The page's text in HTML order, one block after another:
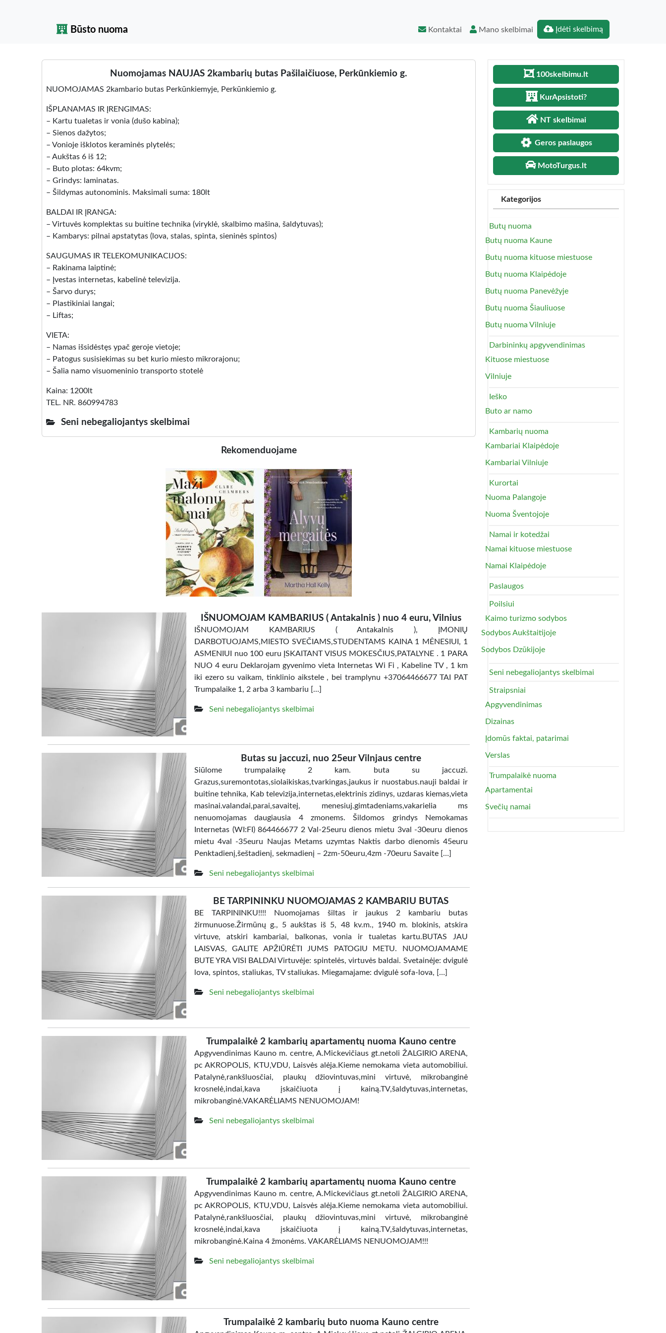
Būsto nuoma Kontaktai Mano skelbimai Įdėti skelbimą
Nuomojamas NAUJAS 2kambarių butas Pašilaičiuose, Perkūnkiemio g.
NUOMOJAMAS 2kambario butas Perkūnkiemyje, Perkūnkiemio g.
IŠPLANAMAS IR ĮRENGIMAS:
– Kartu tualetas ir vonia (dušo kabina);
– Sienos dažytos;
– Vonioje išklotos keraminės plytelės;
– Aukštas 6 iš 12;
– Buto plotas: 64kvm;
– Grindys: laminatas.
– Šildymas autonominis. Maksimali suma: 180lt
BALDAI IR ĮRANGA:
– Virtuvės komplektas su buitine technika (viryklė, skalbimo mašina, šaldytuvas);
– Kambarys: pilnai apstatytas (lova, stalas, spinta, sieninės spintos)
SAUGUMAS IR TELEKOMUNIKACIJOS:
– Rakinama laiptinė;
– Įvestas internetas, kabelinė televizija.
– Šarvo durys;
– Plastikiniai langai;
– Liftas;
VIETA:
– Namas išsidėstęs ypač geroje vietoje;
– Patogus susisiekimas su bet kurio miesto mikrorajonu;
– Šalia namo visuomeninio transporto stotelė
Kaina: 1200lt
TEL. NR. 860994783
Seni nebegaliojantys skelbimai
Rekomenduojame
IŠNUOMOJAM KAMBARIUS ( Antakalnis ) nuo 4 euru, Vilnius
IŠNUOMOJAM KAMBARIUS ( Antakalnis ), ĮMONIŲ
DARBOTUOJAMS,MIESTO SVEČIAMS,STUDENTAMS KAINA 1 MĖNESIUI, 1
ASMENIUI nuo 100 euru ĮSKAITANT VISUS MOKESČIUS,PATALYNE . 1 PARA
NUO 4 euru Deklarojam gyvenimo vieta Internetas Wi Fi , Kabeline TV , 1 km
iki ezero su vaikam, tinklinio aikstele , bei tramplynu +37064466677 TAI PAT
Trumpalaike 1, 2 arba 3 kambariu […]
Seni nebegaliojantys skelbimai
Butas su jaccuzi, nuo 25eur Vilnjaus centre
Siūlome trumpalaikę 2 kam. buta su jaccuzi.
Grazus,suremontotas,siolaikiskas,tvarkingas,jaukus ir nuostabus.nauji baldai ir
buitine tehnika, Kab televizija,internetas,elektrinis zidinys, uzdaras kiemas,vieta
masinai.valandai,parai,savaitej, menesiuj.gimtadeniams,vakarielia ms
nenuomojamas daugiausia 4 zmonems. Šildomos grindys Nemokamas
Internetas (WI:FI) 864466677 2 Val-25euru dienos mietu 3val -30euru dienos
mietu 4val -35euru Naujas Metams uzymtas Naktis darbo dienomis 45euru
Penktadienį,šeštadienį, sekmadienį – 2zm-50euru,4zm -70euru Savaite […]
Seni nebegaliojantys skelbimai
BE TARPININKU NUOMOJAMAS 2 KAMBARIU BUTAS
BE TARPININKU!!!! Nuomojamas šiltas ir jaukus 2 kambariu butas
žirmunuose.Žirmūnų g., 5 aukštas iš 5, 48 kv.m., 1940 m. blokinis, atskira
virtuve, atskiri kambariai, balkonas, vonia ir tualetas kartu.BUTAS JAU
LAISVAS, GALITE APŽIŪRĖTI JUMS PATOGIU METU. NUOMOJAMAME
BUTE YRA VISI BALDAI Virtuvėje: spintelės, virtuvės baldai. Svetainėje: dvigulė
lova, spintos, staliukas, TV staliukas. Miegamajame: dvigulė sofa-lova, […]
Seni nebegaliojantys skelbimai
Trumpalaikė 2 kambarių apartamentų nuoma Kauno centre
Apgyvendinimas Kauno m. centre, A.Mickevičiaus gt.netoli ŽALGIRIO ARENA,
pc AKROPOLIS, KTU,VDU, Laisvės alėja.Kieme nemokama vieta automobiliui.
Patalynė,rankšluosčiai, plaukų džiovintuvas,mini virtuvė, mikrobanginė
krosnelė,indai,kava įskaičiuota į kainą.TV,šaldytuvas,internetas,
mikrobanginė.VAKARĖLIAMS NENUOMOJAM!
Seni nebegaliojantys skelbimai
Trumpalaikė 2 kambarių apartamentų nuoma Kauno centre
Apgyvendinimas Kauno m. centre, A.Mickevičiaus gt.netoli ŽALGIRIO ARENA,
pc AKROPOLIS, KTU,VDU, Laisvės alėja.Kieme nemokama vieta automobiliui.
Patalynė,rankšluosčiai, plaukų džiovintuvas,mini virtuvė, mikrobanginė
krosnelė,indai,kava įskaičiuota į kainą.TV,šaldytuvas,internetas,
mikrobanginė.Kaina 4 žmonėms. VAKARĖLIAMS NENUOMOJAM!!!
Seni nebegaliojantys skelbimai
Trumpalaikė 2 kambarių buto nuoma Kauno centre
100skelbimu.lt
KurApsistoti?
NT skelbimai
Geros paslaugos
MotoTurgus.lt
Kategorijos
Butų nuoma
Butų nuoma Kaune
Butų nuoma kituose miestuose
Butų nuoma Klaipėdoje
Butų nuoma Panevėžyje
Butų nuoma Šiauliuose
Butų nuoma Vilniuje
Darbininkų apgyvendinimas
Kituose miestuose
Vilniuje
Ieško
Buto ar namo
Kambarių nuoma
Kambariai Klaipėdoje
Kambariai Vilniuje
Kurortai
Nuoma Palangoje
Nuoma Šventojoje
Namai ir kotedžai
Namai kituose miestuose
Namai Klaipėdoje
Paslaugos
Poilsiui
Kaimo turizmo sodybos
Sodybos Aukštaitijoje
Sodybos Dzūkijoje
Seni nebegaliojantys skelbimai
Straipsniai
Apgyvendinimas
Dizainas
Įdomūs faktai, patarimai
Verslas
Trumpalaikė nuoma
Apartamentai
Svečių namai